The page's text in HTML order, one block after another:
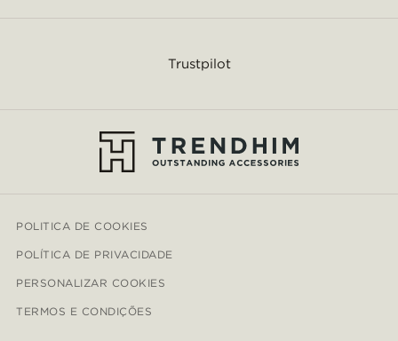
Trustpilot
POLITICA DE COOKIES
POLÍTICA DE PRIVACIDADE
PERSONALIZAR COOKIES
TERMOS E CONDIÇÕES